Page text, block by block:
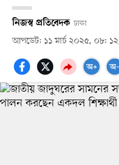
নিজস্ব প্রতিবেদক ঢাকা
আপডেট: ১১ মার্চ ২০২৫, ০৮: ১২